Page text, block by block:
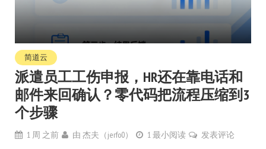
简道云
派遣员工工伤申报，HR还在靠电话和
邮件来回确认？零代码把流程压缩到3
个步骤
1 周 之前 由 杰夫（jerfo0） 1 最小阅读 发表评论